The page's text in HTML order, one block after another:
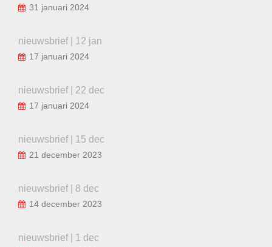
31 januari 2024
nieuwsbrief | 12 jan
17 januari 2024
nieuwsbrief | 22 dec
17 januari 2024
nieuwsbrief | 15 dec
21 december 2023
nieuwsbrief | 8 dec
14 december 2023
nieuwsbrief | 1 dec